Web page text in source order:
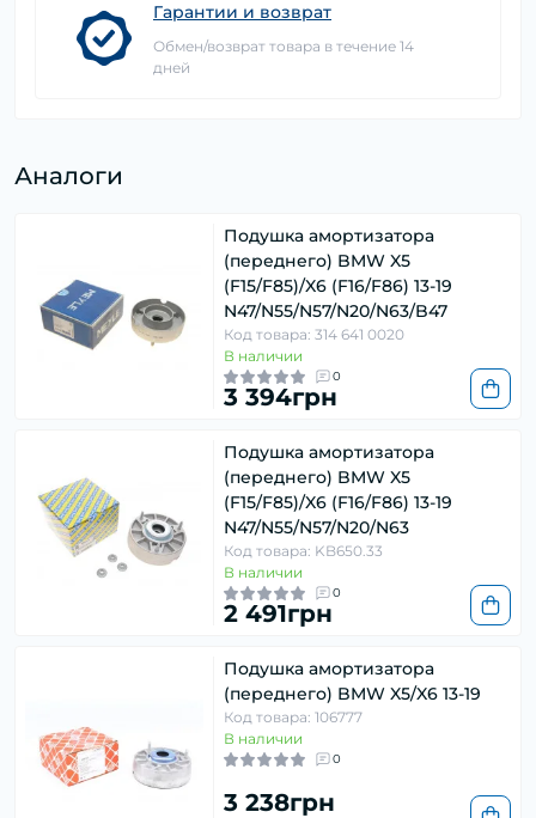
Гарантии и возврат
Обмен/возврат товара в течение 14
дней
Аналоги
Подушка амортизатора
(переднего) BMW X5
(F15/F85)/X6 (F16/F86) 13-19
N47/N55/N57/N20/N63/B47
Код товара: 314 641 0020
В наличии
0
3 394грн
Подушка амортизатора
(переднего) BMW X5
(F15/F85)/X6 (F16/F86) 13-19
N47/N55/N57/N20/N63
Код товара: KB650.33
В наличии
0
2 491грн
Подушка амортизатора
(переднего) BMW X5/X6 13-19
Код товара: 106777
В наличии
0
3 238грн